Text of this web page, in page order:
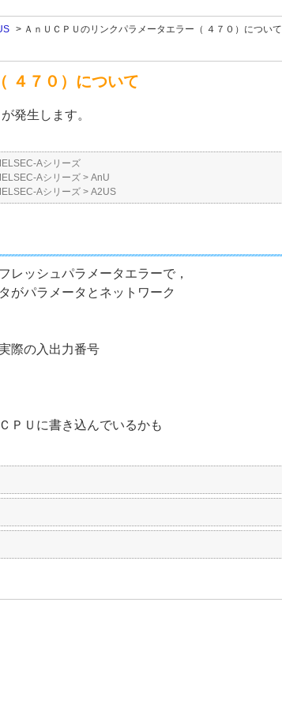
> ＡｎＵＣＰＵのリンクパラメータエラー（ ４７０）について
４７０）について
発生します。
Aシリーズ
Aシリーズ > AnU
Aシリーズ > A2US
レッシュパラメータエラーで，
がパラメータとネットワーク
際の入出力番号
ＰＵに書き込んでいるかも